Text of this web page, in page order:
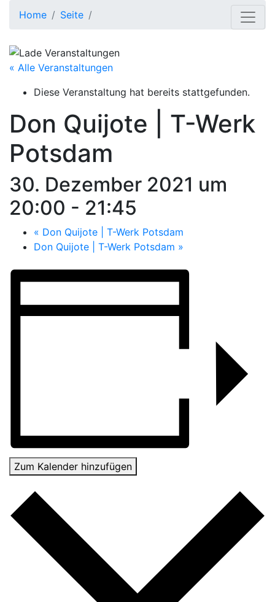
Home Seite
« Alle Veranstaltungen
Diese Veranstaltung hat bereits stattgefunden.
Don Quijote | T-Werk
Potsdam
30. Dezember 2021 um
20:00 - 21:45
« Don Quijote | T-Werk Potsdam
Don Quijote | T-Werk Potsdam »
Zum Kalender hinzufügen